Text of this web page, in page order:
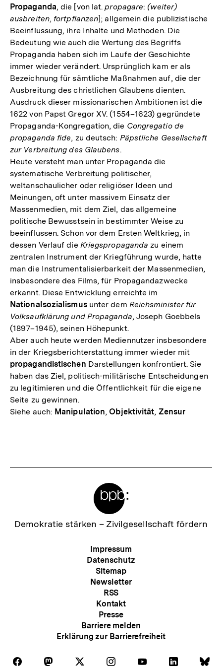
Propaganda, die [von lat.propagare: (weiter)
ausbreiten, fortpflanzen]; allgemein die publizistische
Beeinflussung, ihre Inhalte und Methoden. Die
Bedeutung wie auch die Wertung des Begriffs
Propaganda haben sich im Laufe der Geschichte
immer wieder verändert. Ursprünglich kam er als
Bezeichnung für sämtliche Maßnahmen auf, die der
Ausbreitung des christlichen Glaubens dienten.
Ausdruck dieser missionarischen Ambitionen ist die
1622 von Papst Gregor XV. (1554–1623) gegründete
Propaganda-Kongregation, die Congregatio de
propaganda fide, zu deutsch: Päpstliche Gesellschaft
zur Verbreitung des Glaubens.
Heute versteht man unter Propaganda die
systematische Verbreitung politischer,
weltanschaulicher oder religiöser Ideen und
Meinungen, oft unter massivem Einsatz der
Massenmedien, mit dem Ziel, das allgemeine
politische Bewusstsein in bestimmter Weise zu
beeinflussen. Schon vor dem Ersten Weltkrieg, in
dessen Verlauf die Kriegspropaganda zu einem
zentralen Instrument der Kriegführung wurde, hatte
man die Instrumentalisierbarkeit der Massenmedien,
insbesondere des Films, für Propagandazwecke
erkannt. Diese Entwicklung erreichte im
Nationalsozialismusunter dem Reichsminister für
Volksaufklärung und Propaganda, Joseph Goebbels
(1897–1945), seinen Höhepunkt.
Aber auch heute werden Mediennutzer insbesondere
in der Kriegsberichterstattung immer wieder mit
propagandistischen Darstellungen konfrontiert. Sie
haben das Ziel, politisch-militärische Entscheidungen
zu legitimieren und die Öffentlichkeit für die eigene
Seite zu gewinnen.
Siehe auch: Manipulation, Objektivität, Zensur
Zur
Demokratie stärken – Zivilgesellschaft fördern
Meta-
Navigation
Impressum
Datenschutz
Sitemap
Newsletter
RSS
Kontakt
Presse
Barriere melden
Erklärung zur Barrierefreiheit
Auf
Auf